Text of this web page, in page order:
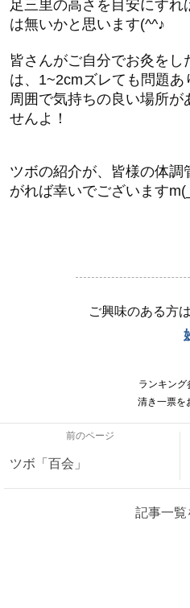
足三里の高さを目安にすれ
は無いかと思います(^^♪
皆さんがご自分でお灸をし
は、1~2cmズレても問題あ
周囲で気持ちの良い場所が
せんよ！
ツボの紹介が、皆様の体
がれば幸いでございます
ご興味のある方
ランキン
清き一票を
前のページ
ツボ「百会」
記事一覧